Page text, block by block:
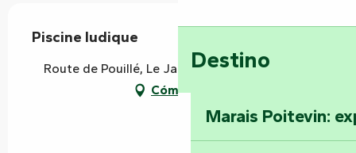
Destino
Marais Poitevin:
Piscine ludique
Route de Pouillé, Le Jary, 85570 L' Hermenault
Cómo llegar